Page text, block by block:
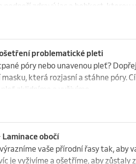
podpoří zdravý jas a hebkost, kterou
relax a omlazení. 60 - 70min.
problematické pleti
póry nebo unavenou pleť?
která rozjasní a stáhne póry.
zklidníme a vyživíme.
svěží a krásně hladká pleť.  -  70 - 80
obočí
vaše přírodní řasy tak, aby
je vyživíme a ošetříme, aby zůstaly